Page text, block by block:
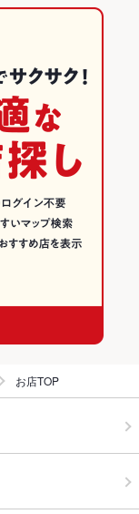
。
満の方・ドライバーの
頂いております
下さい！
ランキング
お店TOP